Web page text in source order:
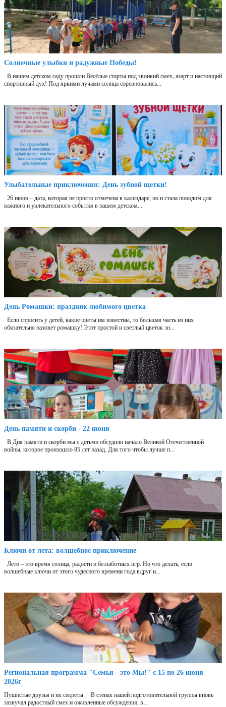
Солнечные улыбки и радужные Победы!
В нашем детском саду прошли Весёлые старты под звонкий смех, азарт и настоящий
спортивный дух! Под яркими лучами солнца соревновались...
Улыбательные приключения: День зубной щетки!
26 июня – дата, которая не просто отмечена в календаре, но и стала поводом для
важного и увлекательного события в нашем детском...
День Ромашки: праздник любимого цветка
Если спросить у детей, какие цветы им известны, то большая часть из них
обязательно назовет ромашку! Этот простой и светлый цветок зн...
День памяти и скорби - 22 июня
В Дня памяти и скорби мы с детьми обсудили начало Великой Отечественной
войны, которое произошло 85 лет назад. Для того чтобы лучше п...
Ключи от лета: волшебное приключение
Лето – это время солнца, радости и беззаботных игр. Но что делать, если
волшебные ключи от этого чудесного времени года вдруг и...
Региональная программа "Семья - это Мы!" с 15 по 26 июня
2026г
Пушистые друзья и их секреты В стенах нашей подготовительной группы вновь
зазвучал радостный смех и оживленные обсуждения, в...